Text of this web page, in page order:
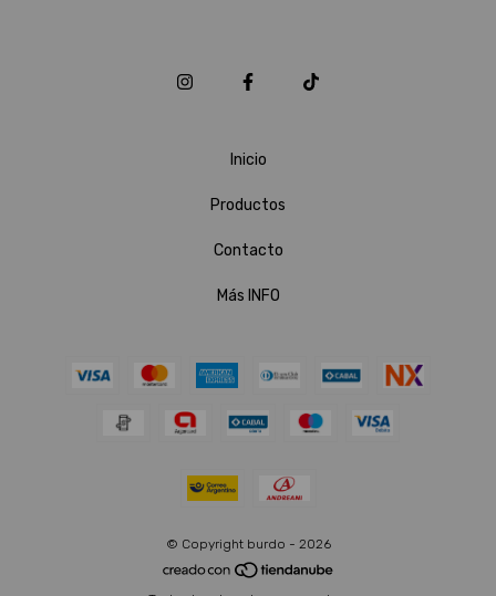
Inicio
Productos
Contacto
Más INFO
© Copyright burdo - 2026